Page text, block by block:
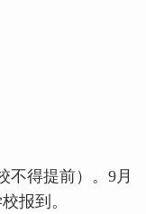
不得提前）。9月
报到。